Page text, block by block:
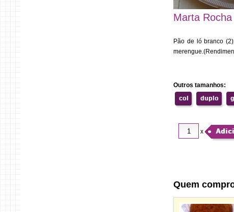
Marta Rocha
Pão de ló branco
Outros tamanhos:
col
duplo
x
Quem